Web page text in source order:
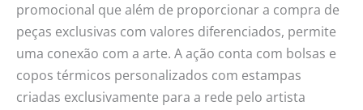
promocional que além de proporcionar a compra de
peças exclusivas com valores diferenciados, permite
uma conexão com a arte. A ação conta com bolsas e
copos térmicos personalizados com estampas
criadas exclusivamente para a rede pelo artista